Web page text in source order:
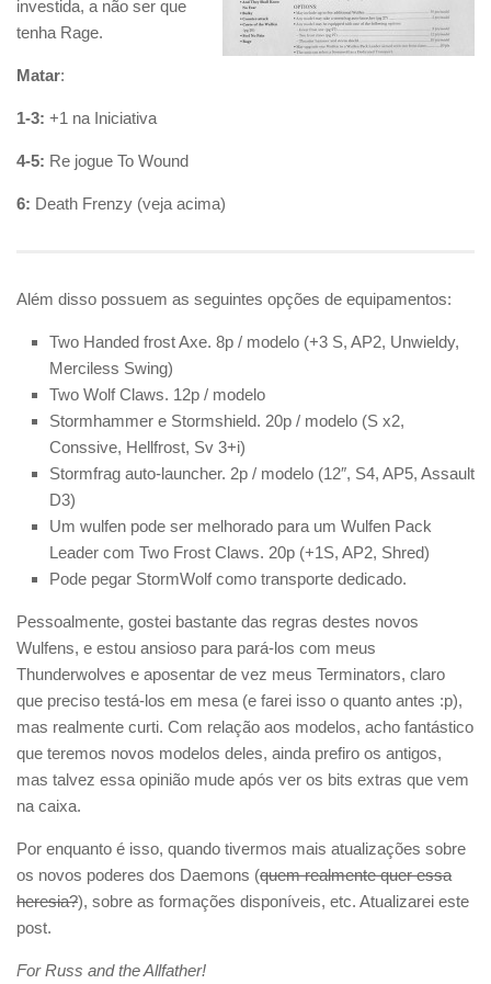
investida, a não ser que
tenha Rage.
Matar:
1-3: +1 na Iniciativa
4-5: Re jogue To Wound
6: Death Frenzy (veja acima)
Além disso possuem as seguintes opções de equipamentos:
Two Handed frost Axe. 8p / modelo (+3 S, AP2, Unwieldy,
Merciless Swing)
Two Wolf Claws. 12p / modelo
Stormhammer e Stormshield. 20p / modelo (S x2,
Conssive, Hellfrost, Sv 3+i)
Stormfrag auto-launcher. 2p / modelo (12″, S4, AP5, Assault
D3)
Um wulfen pode ser melhorado para um Wulfen Pack
Leader com Two Frost Claws. 20p (+1S, AP2, Shred)
Pode pegar StormWolf como transporte dedicado.
Pessoalmente, gostei bastante das regras destes novos
Wulfens, e estou ansioso para pará-los com meus
Thunderwolves e aposentar de vez meus Terminators, claro
que preciso testá-los em mesa (e farei isso o quanto antes :p),
mas realmente curti. Com relação aos modelos, acho fantástico
que teremos novos modelos deles, ainda prefiro os antigos,
mas talvez essa opinião mude após ver os bits extras que vem
na caixa.
Por enquanto é isso, quando tivermos mais atualizações sobre
os novos poderes dos Daemons (quem realmente quer essa
heresia?), sobre as formações disponíveis, etc. Atualizarei este
post.
For Russ and the Allfather!